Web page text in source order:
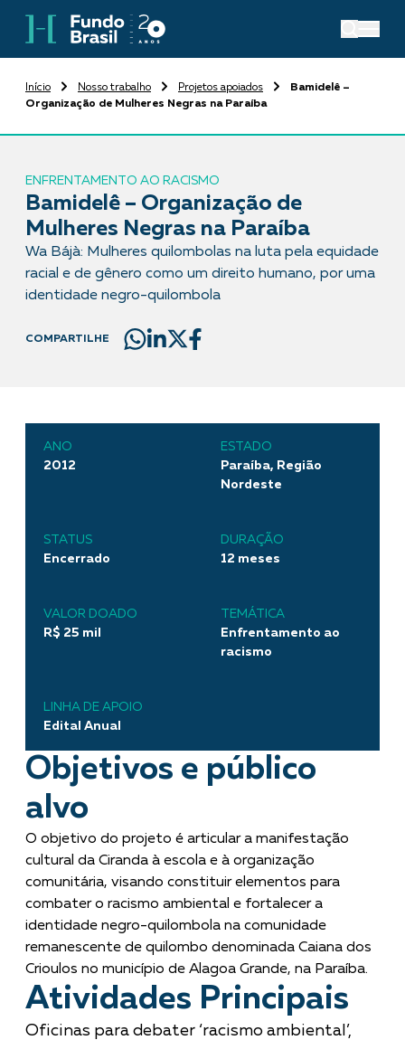
Início Nosso trabalho Projetos apoiados
Bamidelê –
Organização de Mulheres Negras na Paraíba
ENFRENTAMENTO AO RACISMO
Bamidelê – Organização de
Mulheres Negras na Paraíba
Wa Bájà: Mulheres quilombolas na luta pela equidade
racial e de gênero como um direito humano, por uma
identidade negro-quilombola
COMPARTILHE
ANO
2012
ESTADO
Paraíba, Região
Nordeste
STATUS
Encerrado
DURAÇÃO
12 meses
VALOR DOADO
R$ 25 mil
TEMÁTICA
Enfrentamento ao
racismo
LINHA DE APOIO
Edital Anual
Objetivos e público
alvo
O objetivo do projeto é articular a manifestação
cultural da Ciranda à escola e à organização
comunitária, visando constituir elementos para
combater o racismo ambiental e fortalecer a
identidade negro-quilombola na comunidade
remanescente de quilombo denominada Caiana dos
Crioulos no município de Alagoa Grande, na Paraíba.
Atividades Principais
Oficinas para debater ‘racismo ambiental’,